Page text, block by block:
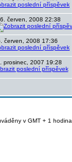
červen, 2008 22:38
červen, 2008 17:36
prosinec, 2007 19:28
v GMT + 1 hodina